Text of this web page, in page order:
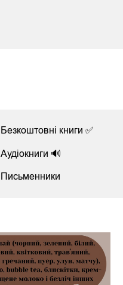
Безкоштовні книги ✅
Аудіокниги 🔊
Письменники